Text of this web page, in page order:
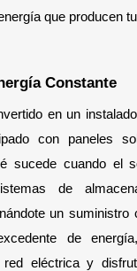
que producen
Constante
en un
con paneles
sucede cuando el
de
un suministro
de
eléctrica y